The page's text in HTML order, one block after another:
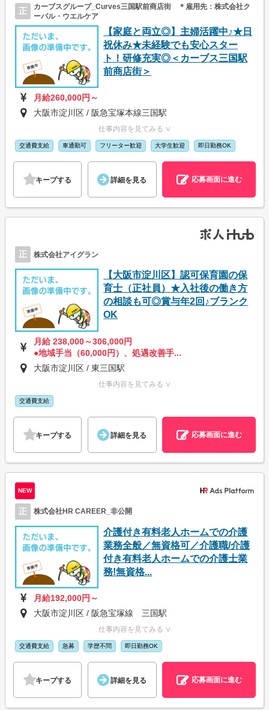
正
カーブスグループ_Curves三国駅前商店街 ＊雇用先：株式会社ク
ーバル・ウエルケア
【家庭と両立◎】主婦活躍中♪★日
祝休み★未経験でも安心スター
ト！研修充実◎＜カーブス三国駅
前商店街＞
月給260,000円～
大阪市淀川区 / 阪急宝塚本線三国駅
仕事内容を見てみる ∨
交通費支給 車通勤可 フリーター歓迎 大学生歓迎 即日勤務OK
キープする 詳細を見る 応募画面に進む
正 株式会社アイグラン
【大阪市淀川区】認可保育園の保
育士（正社員）★入社後の働き方
の相談も可◎賞与年2回♪ブランク
OK
月給 238,000～306,000円
●地域手当（60,000円）、処遇改善手...
大阪市淀川区 / 東三国駅
仕事内容を見てみる ∨
交通費支給
キープする 詳細を見る 応募画面に進む
NEW
正 株式会社HR CAREER_非公開
介護付き有料老人ホームでの介護
業務全般／無資格可／介護職/介護
付き有料老人ホームでの介護士業
務!無資格...
月給192,000円～
大阪市淀川区 / 阪急宝塚線 三国駅
仕事内容を見てみる ∨
交通費支給 急募 学歴不問 即日勤務OK
キープする 詳細を見る 応募画面に進む